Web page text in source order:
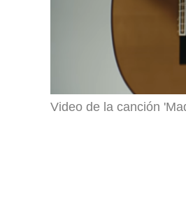
Video de la canción